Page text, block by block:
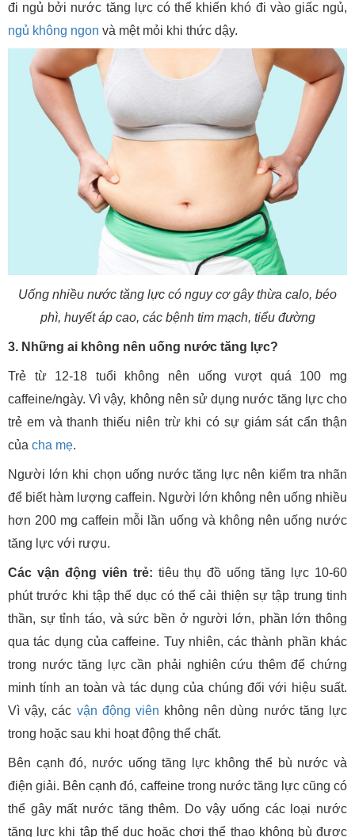
đi ngủ bởi nước tăng lực có thể khiến khó đi vào giấc ngủ,
ngủ không ngon và mệt mỏi khi thức dậy.
Uống nhiều nước tăng lực có nguy cơ gây thừa calo, béo
phì, huyết áp cao, các bệnh tim mạch, tiểu đường
3. Những ai không nên uống nước tăng lực?
Trẻ từ 12-18 tuổi không nên uống vượt quá 100 mg
caffeine/ngày. Vì vậy, không nên sử dụng nước tăng lực cho
trẻ em và thanh thiếu niên trừ khi có sự giám sát cẩn thận
của cha mẹ.
Người lớn khi chọn uống nước tăng lực nên kiểm tra nhãn
để biết hàm lượng caffein. Người lớn không nên uống nhiều
hơn 200 mg caffein mỗi lần uống và không nên uống nước
tăng lực với rượu.
Các vận động viên trẻ: tiêu thụ đồ uống tăng lực 10-60
phút trước khi tập thể dục có thể cải thiện sự tập trung tinh
thần, sự tỉnh táo, và sức bền ở người lớn, phần lớn thông
qua tác dụng của caffeine. Tuy nhiên, các thành phần khác
trong nước tăng lực cần phải nghiên cứu thêm để chứng
minh tính an toàn và tác dụng của chúng đối với hiệu suất.
Vì vậy, các vận động viên không nên dùng nước tăng lực
trong hoặc sau khi hoạt động thể chất.
Bên cạnh đó, nước uống tăng lực không thể bù nước và
điện giải. Bên cạnh đó, caffeine trong nước tăng lực cũng có
thể gây mất nước tăng thêm. Do vậy uống các loại nước
tăng lực khi tập thể dục hoặc chơi thể thao không bù được